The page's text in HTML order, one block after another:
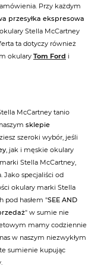
Przy każdym
przesyłka ekspresowa
Stella McCartney
ta dotyczy również
okulary Tom Ford i
McCartney tanio
sklepie
szeroki wybór, jeśli
, jak i męskie okulary
Stella McCartney,
Jako specjaliści od
okulary marki Stella
pod hasłem "SEE AND
" w sumie nie
mamy codziennie
w naszym niezwykłym
sumienie kupując